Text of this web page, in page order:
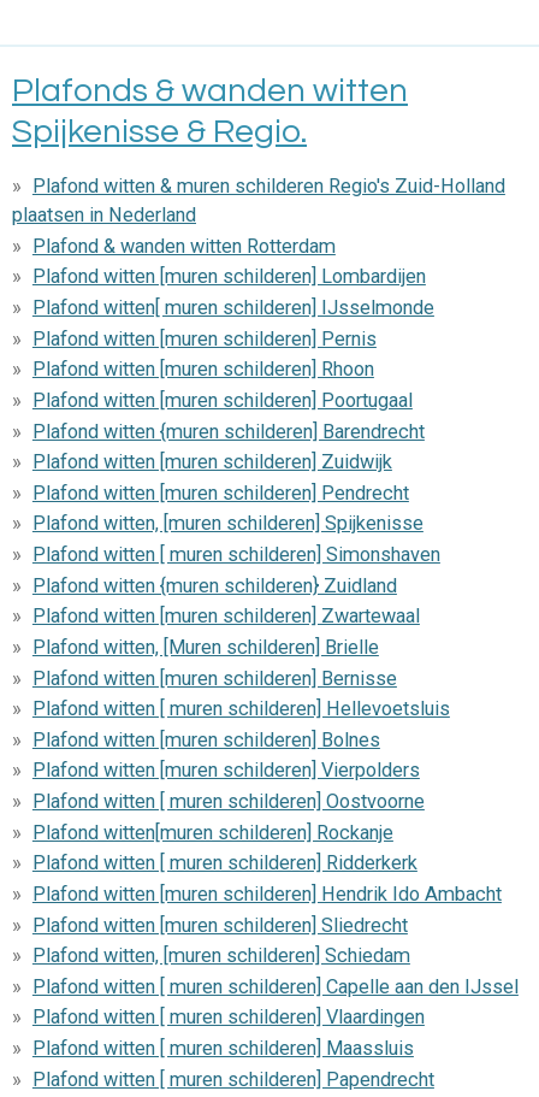
Plafonds & wanden witten
Spijkenisse & Regio.
Plafond witten & muren schilderen Regio's Zuid-Holland
plaatsen in Nederland
Plafond & wanden witten Rotterdam
Plafond witten [muren schilderen] Lombardijen
Plafond witten[ muren schilderen] IJsselmonde
Plafond witten [muren schilderen] Pernis
Plafond witten [muren schilderen] Rhoon
Plafond witten [muren schilderen] Poortugaal
Plafond witten {muren schilderen] Barendrecht
Plafond witten [muren schilderen] Zuidwijk
Plafond witten [muren schilderen] Pendrecht
Plafond witten, [muren schilderen] Spijkenisse
Plafond witten [ muren schilderen] Simonshaven
Plafond witten {muren schilderen} Zuidland
Plafond witten [muren schilderen] Zwartewaal
Plafond witten, [Muren schilderen] Brielle
Plafond witten [muren schilderen] Bernisse
Plafond witten [ muren schilderen] Hellevoetsluis
Plafond witten [muren schilderen] Bolnes
Plafond witten [muren schilderen] Vierpolders
Plafond witten [ muren schilderen] Oostvoorne
Plafond witten[muren schilderen] Rockanje
Plafond witten [ muren schilderen] Ridderkerk
Plafond witten [muren schilderen] Hendrik Ido Ambacht
Plafond witten [muren schilderen] Sliedrecht
Plafond witten, [muren schilderen] Schiedam
Plafond witten [ muren schilderen] Capelle aan den IJssel
Plafond witten [ muren schilderen] Vlaardingen
Plafond witten [ muren schilderen] Maassluis
Plafond witten [ muren schilderen] Papendrecht